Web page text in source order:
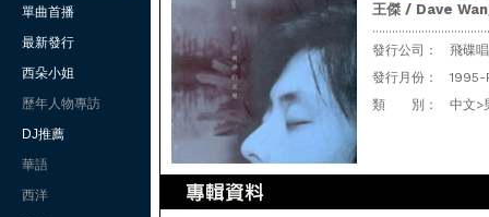
單曲首播
最新發行
西朵小姐
歷年人物專訪
DJ推薦
華語
西洋
王傑 / Dave
發行公司：
飛碟
發行月份：
1995-
類 別：
中文>